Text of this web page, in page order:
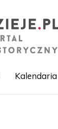
Kalendaria